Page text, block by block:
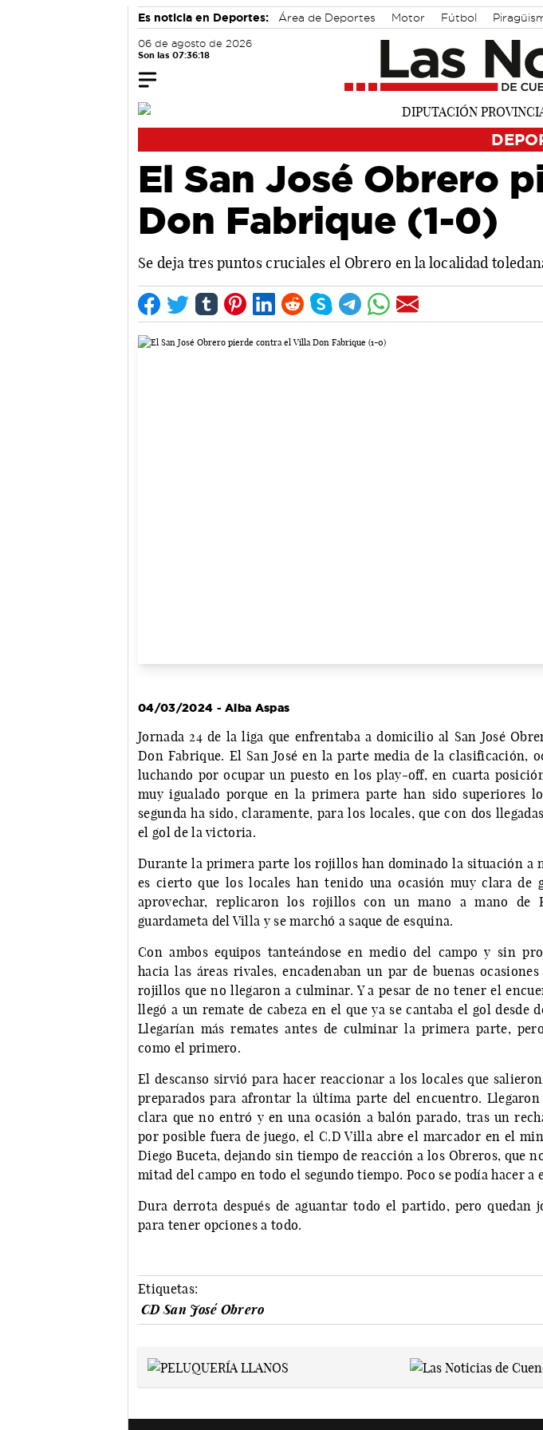
Es noticia en Deportes: Área de Deportes Motor Fútbol
06 de agosto de 2026
Son las 07:36:19
El San José Obrero
Don Fabrique (1-0)
Se deja tres puntos cruciales el Obrero en la localidad
04/03/2024 - Alba Aspas
Jornada 24 de la liga que enfrentaba a domicilio al San José
Don Fabrique. El San José en la parte media de la clasificación,
luchando por ocupar un puesto en los play-off, en cuarta
muy igualado porque en la primera parte han sido superiores
segunda ha sido, claramente, para los locales, que con dos
el gol de la victoria.
Durante la primera parte los rojillos han dominado la situación a
es cierto que los locales han tenido una ocasión muy clara de
aprovechar, replicaron los rojillos con un mano a mano de
guardameta del Villa y se marchó a saque de esquina.
Con ambos equipos tanteándose en medio del campo y sin
hacia las áreas rivales, encadenaban un par de buenas
rojillos que no llegaron a culminar. Y a pesar de no tener el
llegó a un remate de cabeza en el que ya se cantaba el gol desde
Llegarían más remates antes de culminar la primera parte,
como el primero.
El descanso sirvió para hacer reaccionar a los locales que
preparados para afrontar la última parte del encuentro. Llegaron
clara que no entró y en una ocasión a balón parado, tras un
por posible fuera de juego, el C.D Villa abre el marcador en el
Diego Buceta, dejando sin tiempo de reacción a los Obreros, que
mitad del campo en todo el segundo tiempo. Poco se podía hacer a
Dura derrota después de aguantar todo el partido, pero quedan
para tener opciones a todo.
Etiquetas:
CD San José Obrero